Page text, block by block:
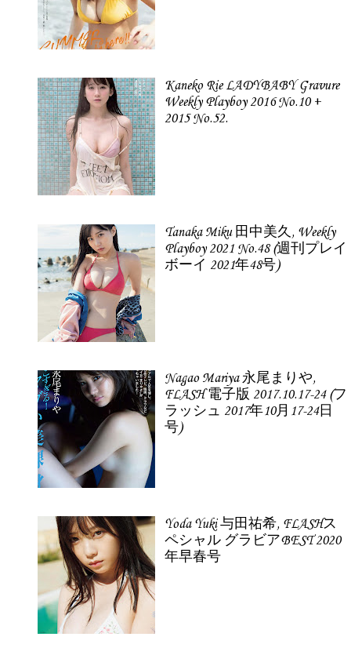
Kaneko Rie LADYBABY Gravure
Weekly Playboy 2016 No.10 +
2015 No.52.
Tanaka Miku 田中美久, Weekly
Playboy 2021 No.48 (週刊プレイ
ボーイ 2021年48号)
Nagao Mariya 永尾まりや,
FLASH 電子版 2017.10.17-24 (フ
ラッシュ 2017年10月17-24日
号)
Yoda Yuki 与田祐希, FLASHス
ペシャル グラビアBEST 2020
年早春号